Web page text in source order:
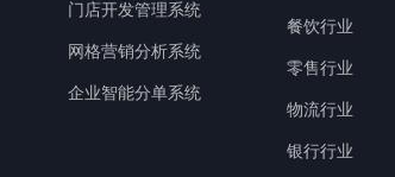
门店开发管理系统
网格营销分析系统
企业智能分单系统
餐饮行业
零售行业
物流行业
银行行业